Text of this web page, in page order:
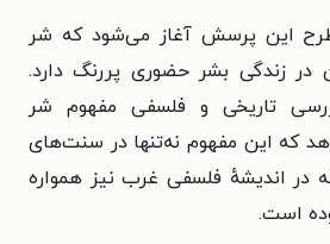
این پرسش آغاز می‌شود که شر
زندگی بشر حضوری پررنگ دارد.
تاریخی و فلسفی مفهوم شر
که این مفهوم نه‌تنها در سنت‌های
در اندیشهٔ فلسفی غرب نیز همواره
است.